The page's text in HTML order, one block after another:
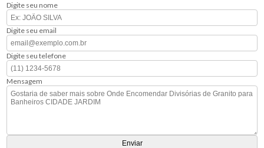
Digite seu nome
Digite seu email
Digite seu telefone
Mensagem